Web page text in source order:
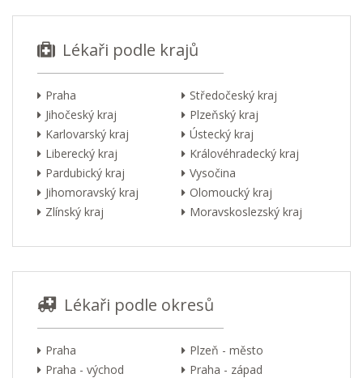
Lékaři podle krajů
Praha
Středočeský kraj
Jihočeský kraj
Plzeňský kraj
Karlovarský kraj
Ústecký kraj
Liberecký kraj
Královéhradecký kraj
Pardubický kraj
Vysočina
Jihomoravský kraj
Olomoucký kraj
Zlínský kraj
Moravskoslezský kraj
Lékaři podle okresů
Praha
Plzeň - město
Praha - východ
Praha - západ